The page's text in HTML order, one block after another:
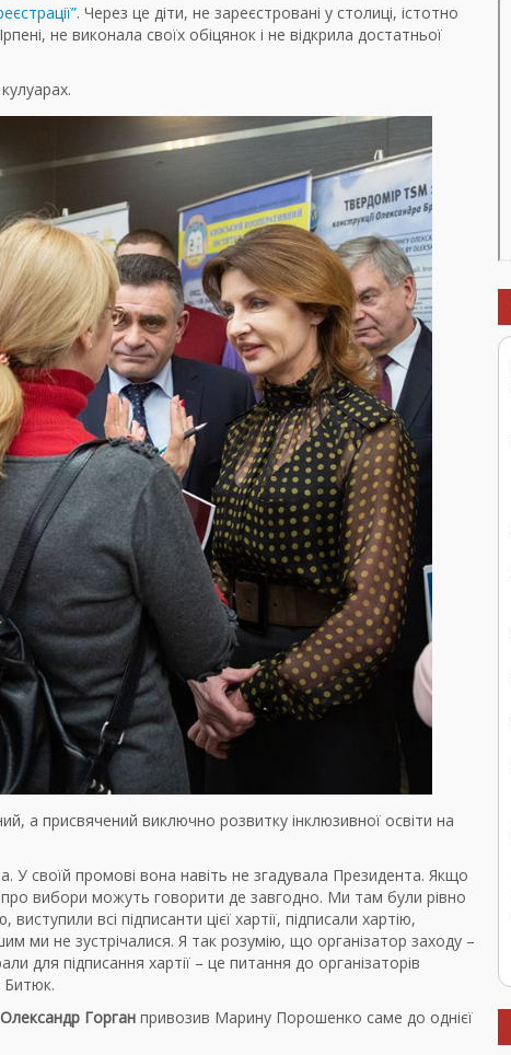
. Через це діти, не зареєстровані у столиці, істотно
не виконала своїх обіцянок і не відкрила достатньої
а присвячений виключно розвитку інклюзивної освіти на
У своїй промові вона навіть не згадувала Президента. Якщо
вибори можуть говорити де завгодно. Ми там були рівно
всі підписанти цієї хартії, підписали хартію,
ми не зустрічалися. Я так розумію, що організатор заходу –
для підписання хартії – це питання до організаторів
Битюк.
Олександр Горган привозив Марину Порошенко саме до однієї